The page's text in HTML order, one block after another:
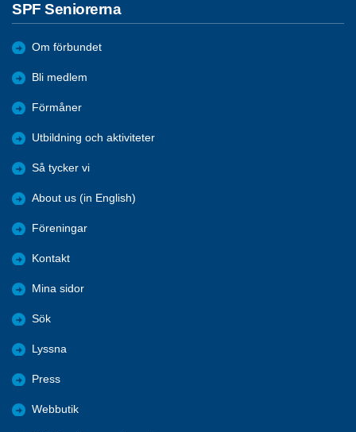
SPF Seniorerna
Om förbundet
Bli medlem
Förmåner
Utbildning och aktiviteter
Så tycker vi
About us (in English)
Föreningar
Kontakt
Mina sidor
Sök
Lyssna
Press
Webbutik